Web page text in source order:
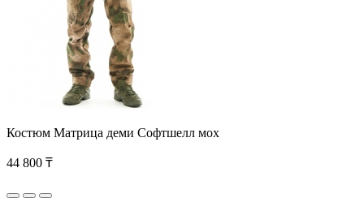
Костюм Матрица деми Софтшелл мох
44 800 ₸